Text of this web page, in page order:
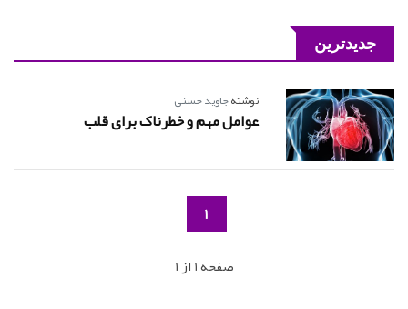
جدیدترین
نوشتهجاوید حسنی
عوامل مهم و خطرناک برای قلب
1
صفحه 1 از 1